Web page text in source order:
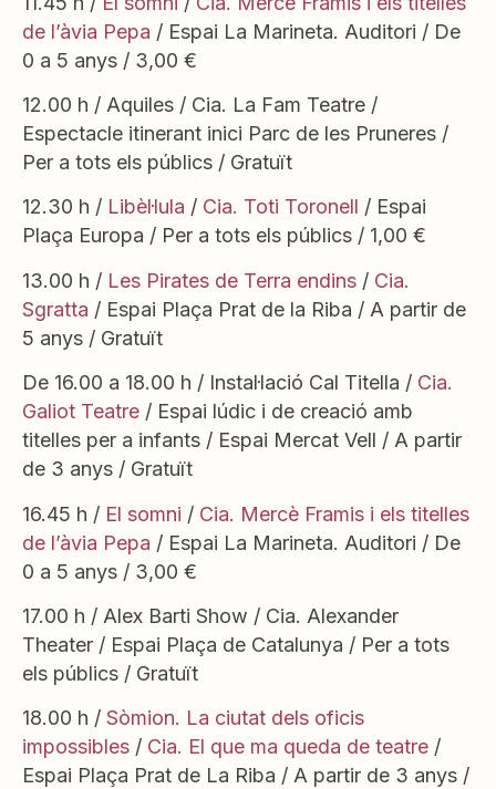
de l’àvia Pepa / Espai La Marineta. Auditori / De
0 a 5 anys / 3,00 €
12.00 h / Aquiles / Cia. La Fam Teatre /
Espectacle itinerant inici Parc de les Pruneres /
Per a tots els públics / Gratuït
12.30 h / Libèl·lula / Cia. Toti Toronell / Espai
Plaça Europa / Per a tots els públics / 1,00 €
13.00 h / Les Pirates de Terra endins / Cia.
Sgratta / Espai Plaça Prat de la Riba / A partir de
5 anys / Gratuït
De 16.00 a 18.00 h / Instal·lació Cal Titella / Cia.
Galiot Teatre / Espai lúdic i de creació amb
titelles per a infants / Espai Mercat Vell / A partir
de 3 anys / Gratuït
16.45 h / El somni / Cia. Mercè Framis i els titelles
de l’àvia Pepa / Espai La Marineta. Auditori / De
0 a 5 anys / 3,00 €
17.00 h / Alex Barti Show / Cia. Alexander
Theater / Espai Plaça de Catalunya / Per a tots
els públics / Gratuït
18.00 h / Sòmion. La ciutat dels oficis
impossibles / Cia. El que ma queda de teatre /
Espai Plaça Prat de La Riba / A partir de 3 anys /